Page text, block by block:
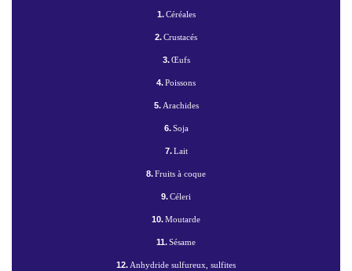
1.Céréales
2.Crustacés
3.Œufs
4.Poissons
5.Arachides
6.Soja
7.Lait
8.Fruits à coque
9.Céleri
10.Moutarde
11.Sésame
12.Anhydride sulfureux, sulfites